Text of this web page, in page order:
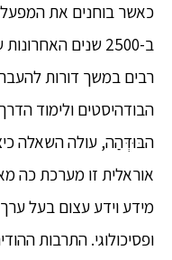
כאשר בוחנים את
ב-2500 שנים
רבים במשך דורות
הבודהיסטים ולימוד
הבּוּדְּהַה, עולה השאלה
אוראלית זו מערכת כה
מידע וידע עצום בעל ערך
ופסיכולוגי. התרבות